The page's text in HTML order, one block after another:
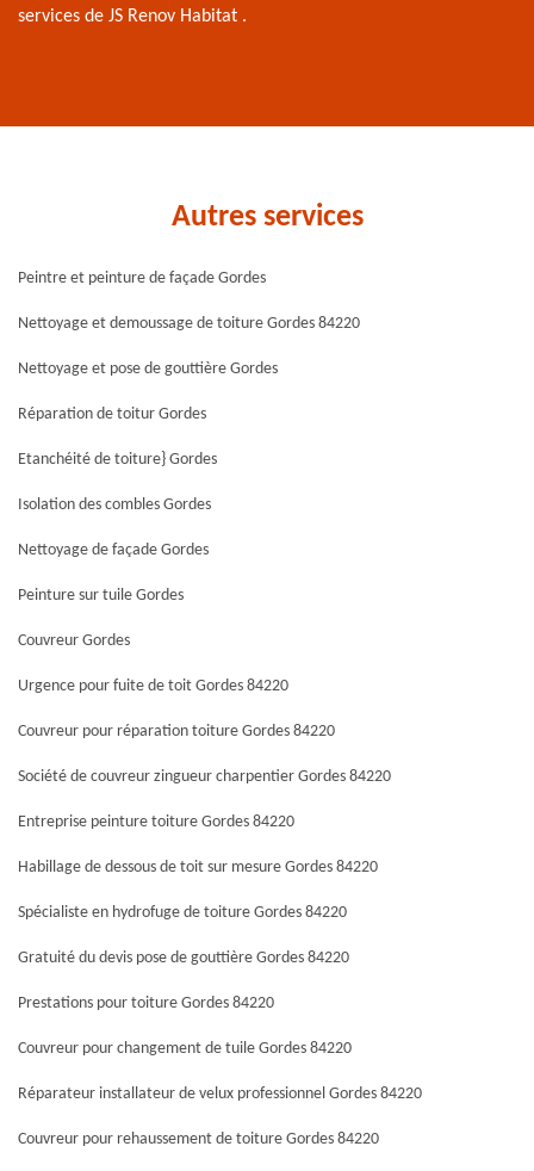
services de JS Renov Habitat .
Autres services
Peintre et peinture de façade Gordes
Nettoyage et demoussage de toiture Gordes 84220
Nettoyage et pose de gouttière Gordes
Réparation de toitur Gordes
Etanchéité de toiture} Gordes
Isolation des combles Gordes
Nettoyage de façade Gordes
Peinture sur tuile Gordes
Couvreur Gordes
Urgence pour fuite de toit Gordes 84220
Couvreur pour réparation toiture Gordes 84220
Société de couvreur zingueur charpentier Gordes 84220
Entreprise peinture toiture Gordes 84220
Habillage de dessous de toit sur mesure Gordes 84220
Spécialiste en hydrofuge de toiture Gordes 84220
Gratuité du devis pose de gouttière Gordes 84220
Prestations pour toiture Gordes 84220
Couvreur pour changement de tuile Gordes 84220
Réparateur installateur de velux professionnel Gordes 84220
Couvreur pour rehaussement de toiture Gordes 84220